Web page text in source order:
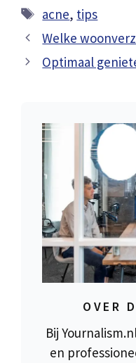
Tags
acne, tips
Welke
Optimaal
OVER
Bij
en